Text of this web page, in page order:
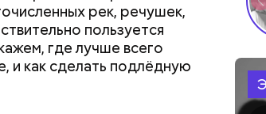
рек, речушек,
пользуется
где лучше всего
и как сделать подлёдную